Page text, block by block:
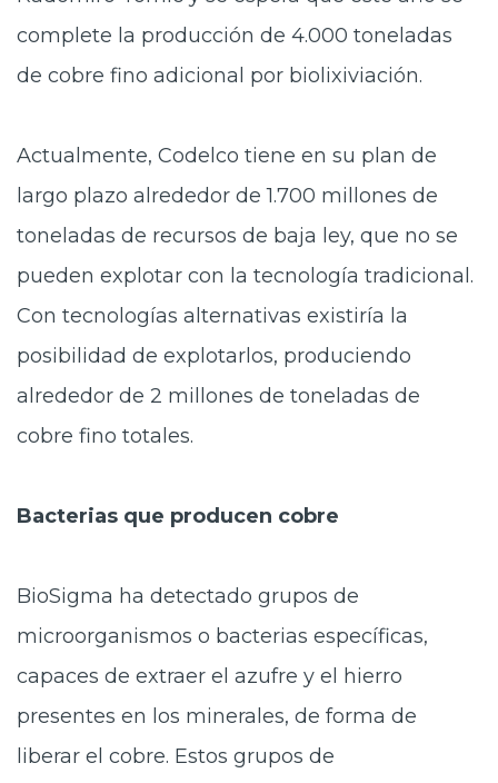
complete la producción de 4.000 toneladas
de cobre fino adicional por biolixiviación.
Actualmente, Codelco tiene en su plan de
largo plazo alrededor de 1.700 millones de
toneladas de recursos de baja ley, que no se
pueden explotar con la tecnología tradicional.
Con tecnologías alternativas existiría la
posibilidad de explotarlos, produciendo
alrededor de 2 millones de toneladas de
cobre fino totales.
Bacterias que producen cobre
BioSigma ha detectado grupos de
microorganismos o bacterias específicas,
capaces de extraer el azufre y el hierro
presentes en los minerales, de forma de
liberar el cobre. Estos grupos de